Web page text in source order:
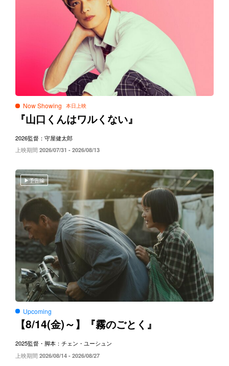
Now Showing
『山口くんはワルくない』
2026監督：守屋健太郎
上映期間 2026/07/31 - 2026/08/13
予告編
Upcoming
【8/14(金)～】『霧のごとく』
2025監督・脚本：チェン・ユーシュン
上映期間 2026/08/14 - 2026/08/27